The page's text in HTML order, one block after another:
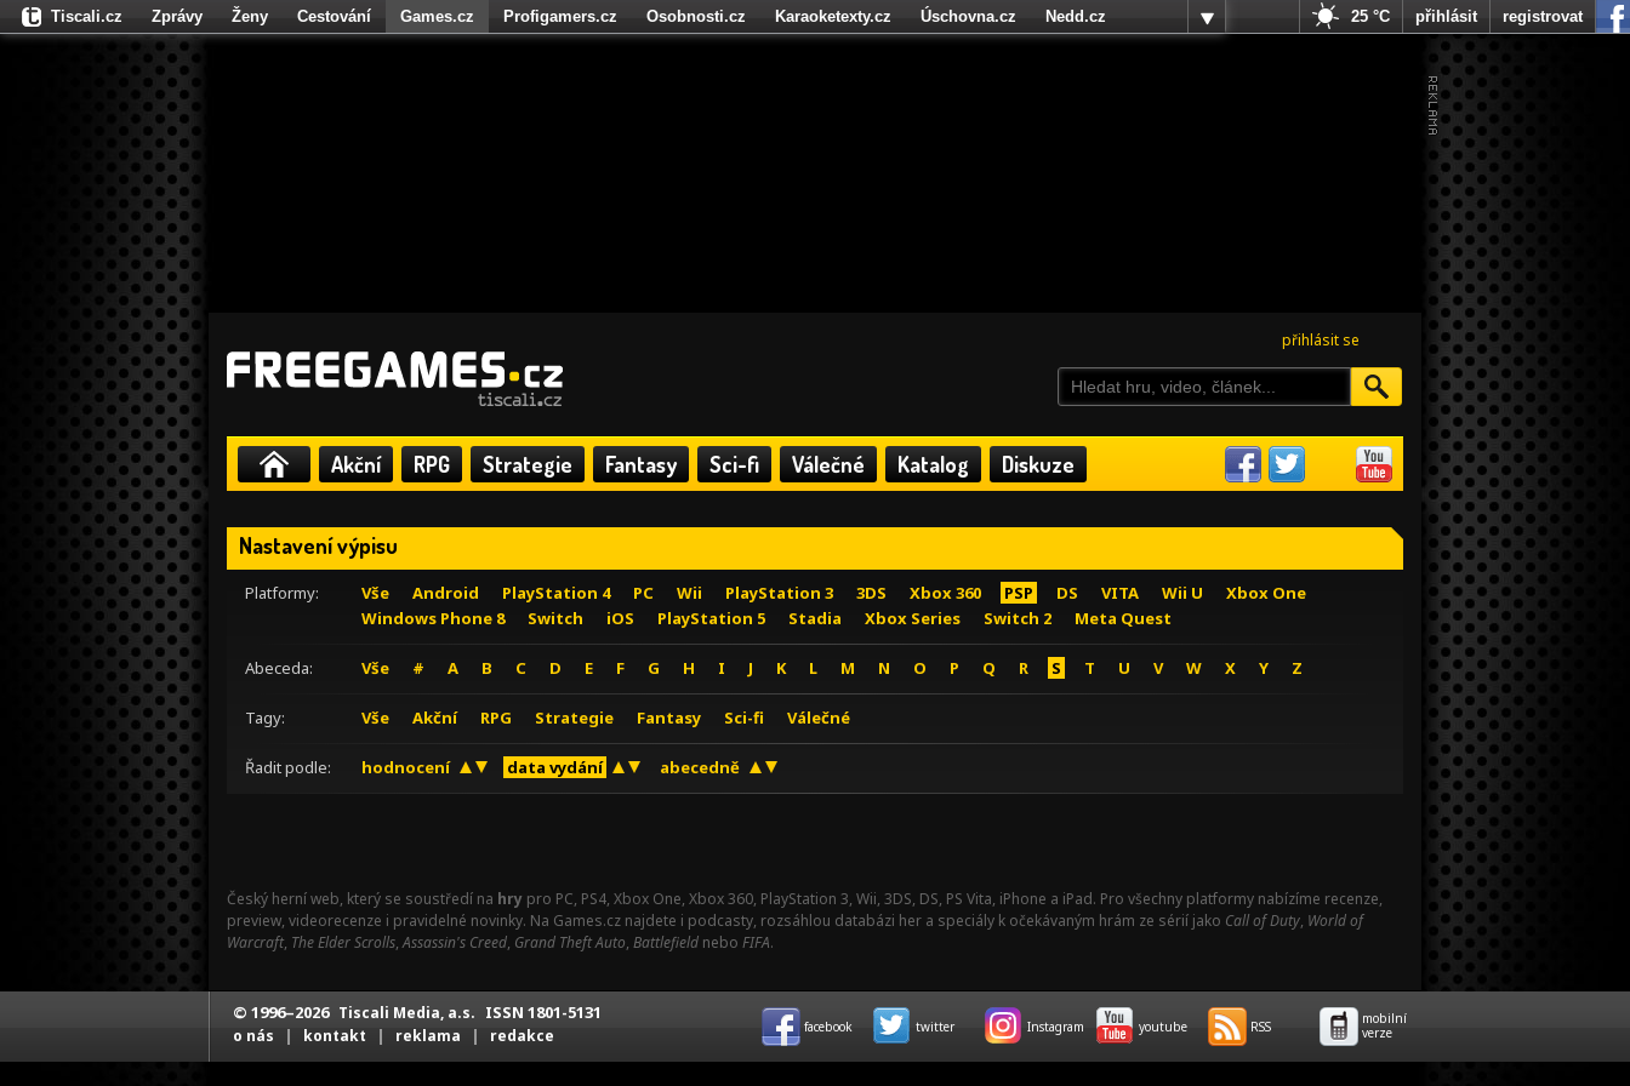
přihlásit se
Akční RPG Strategie Fantasy Sci-fi Válečné Katalog Diskuze
Nastavení výpisu
Platformy: Vše Android PlayStation 4 PC Wii PlayStation 3 3DS Xbox 360 PSP DS VITA Wii U
Xbox One
Windows Phone 8
Switch iOS PlayStation 5 Stadia Xbox Series Switch 2 Meta Quest
Abeceda: Vše # A B C D E F G H I J K L M N O P Q R S T U V W X Y Z
Tagy: Vše Akční RPG Strategie Fantasy Sci-fi Válečné
Řadit podle: hodnocení data vydání abecedně
Český herní web, který se soustředí na hry pro PC, PS4, Xbox One, Xbox 360, PlayStation 3, Wii, 3DS, DS, PS Vita, iPhone a iPad. Pro všechny platformy nabízíme recenze,
preview, videorecenze i pravidelné novinky. Na Games.cz najdete i podcasty, rozsáhlou databázi her a speciály k očekávaným hrám ze sérií jako Call of Duty, World of
Warcraft, The Elder Scrolls,Assassin's Creed, Grand Theft Auto, Battlefield nebo FIFA.
Tiscali.cz Zprávy Ženy Cestování Games.cz Profigamers.cz Osobnosti.cz Karaoketexty.cz Úschovna.cz
Nedd.cz
Fights.cz
25 °C přihlásit registrovat
© 1996–2026 Tiscali Media, a.s. ISSN 1801-5131
o nás | kontakt | reklama | redakce facebook twitter Instagram youtube RSS
mobilní
verze